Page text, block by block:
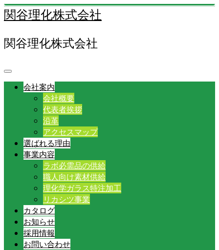
関谷理化株式会社
関谷理化株式会社
会社案内
会社概要
代表者挨拶
沿革
アクセスマップ
選ばれる理由
事業内容
ラボ必需品の供給
職人向け素材供給
理化学ガラス特注加工
リカシツ事業
カタログ
お知らせ
採用情報
お問い合わせ